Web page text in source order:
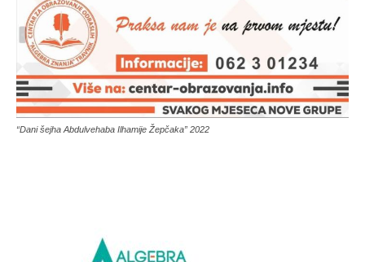
“Dani šejha Abdulvehaba Ilhamije Žepčaka” 2022